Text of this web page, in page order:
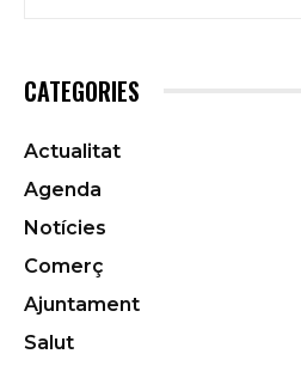
CATEGORIES
Actualitat
Agenda
Notícies
Comerç
Ajuntament
Salut